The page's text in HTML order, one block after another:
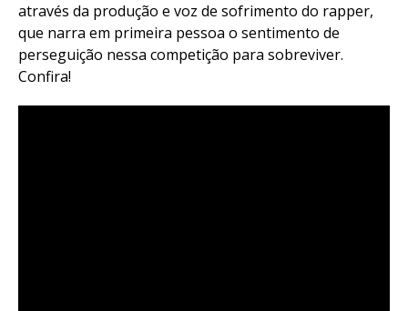
através da produção e voz de sofrimento do rapper,
que narra em primeira pessoa o sentimento de
perseguição nessa competição para sobreviver.
Confira!